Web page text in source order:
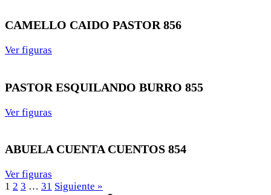
CAMELLO CAIDO PASTOR 856
Ver figuras
PASTOR ESQUILANDO BURRO 855
Ver figuras
ABUELA CUENTA CUENTOS 854
Ver figuras
1 2 3 … 31 Siguiente »